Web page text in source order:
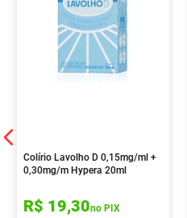
Colírio Lavolho D 0,15mg/ml +
0,30mg/m Hypera 20ml
R$ 19,30no PIX